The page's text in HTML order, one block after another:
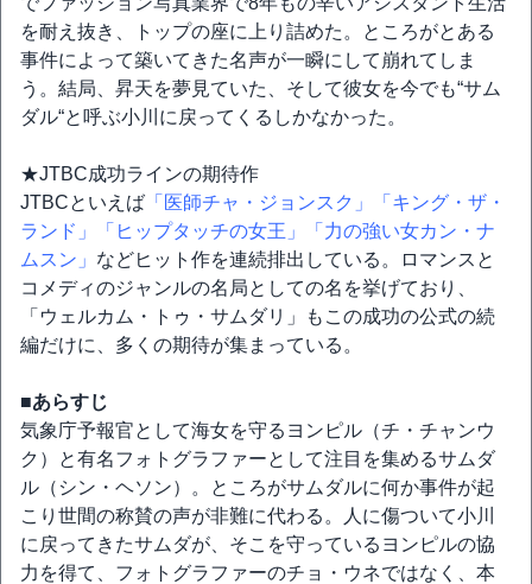
を耐え抜き、トップの座に上り詰めた。ところがとある
事件によって築いてきた名声が一瞬にして崩れてしま
う。結局、昇天を夢見ていた、そして彼女を今でも“サム
ダル“と呼ぶ小川に戻ってくるしかなかった。
★JTBC成功ラインの期待作
JTBCといえば 「医師チャ・ジョンスク」
「キング・ザ・
ランド」
「ヒップタッチの女王」
「力の強い女カン・ナ
ムスン」 などヒット作を連続排出している。ロマンスと
コメディのジャンルの名局としての名を挙げており、
「ウェルカム・トゥ・サムダリ」もこの成功の公式の続
編だけに、多くの期待が集まっている。
■あらすじ
気象庁予報官として海女を守るヨンピル（チ・チャンウ
ク）と有名フォトグラファーとして注目を集めるサムダ
ル（シン・ヘソン）。ところがサムダルに何か事件が起
こり世間の称賛の声が非難に代わる。人に傷ついて小川
に戻ってきたサムダが、そこを守っているヨンピルの協
力を得て、フォトグラファーのチョ・ウネではなく、本